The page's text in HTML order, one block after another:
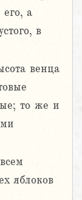
а
в
венца
то же и
яблоков